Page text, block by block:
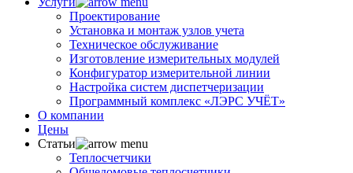
Проектирование
Установка и монтаж узлов учета
Техническое обслуживание
Изготовление измерительных модулей
Конфигуратор измерительной линии
Настройка систем диспетчеризации
Программный комплекс «ЛЭРС УЧЁТ»
О компании
Цены
Статьи
Теплосчетчики